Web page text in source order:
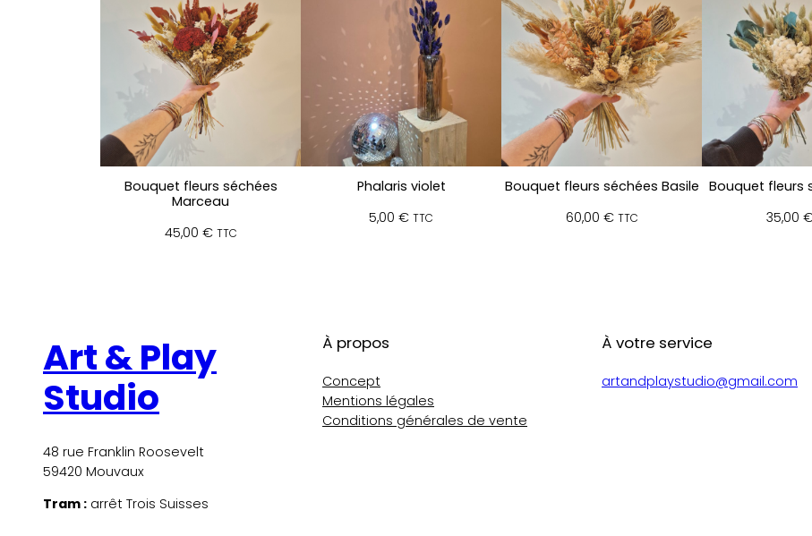
Bouquet fleurs séchées
Marceau
45,00 € TTC
Phalaris violet
5,00 € TTC
Bouquet fleurs séchées Basile
60,00 € TTC
Bouquet fleurs
35,00
Art & Play
Studio
48 rue Franklin Roosevelt
59420 Mouvaux
Tram : arrêt Trois Suisses
À propos
Concept
Mentions légales
Conditions générales de vente
À votre service
artandplaystudio@gmail.com